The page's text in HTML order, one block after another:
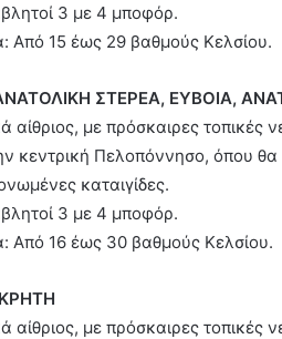
3 με 4 μποφόρ.
Από 15 έως 29 βαθμούς Κελσίου.
ΣΤΕΡΕΑ, ΕΥΒΟΙΑ,
αίθριος, με πρόσκαιρες
κεντρική Πελοπόννησο, όπου
καταιγίδες.
3 με 4 μποφόρ.
Από 16 έως 30 βαθμούς Κελσίου.
αίθριος, με πρόσκαιρες τοπικές